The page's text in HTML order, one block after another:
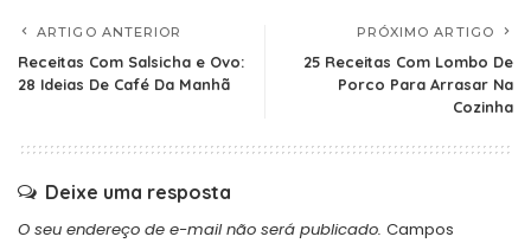
ARTIGO ANTERIOR
Receitas Com Salsicha e Ovo:
28 Ideias De Café Da Manhã
PRÓXIMO ARTIGO
25 Receitas Com Lombo De
Porco Para Arrasar Na
Cozinha
Deixe uma resposta
O seu endereço de e-mail não será publicado. Campos